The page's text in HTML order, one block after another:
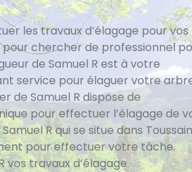
les travaux d’élagage pour vos
pour chercher de professionnel
de Samuel R est à votre
service pour élaguer votre
de Samuel R dispose de
pour effectuer l’élagage de
R qui se situe dans
pour effectuer votre tâche.
vos travaux d’élagage.